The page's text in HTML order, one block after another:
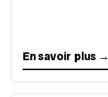
En savoir plus →